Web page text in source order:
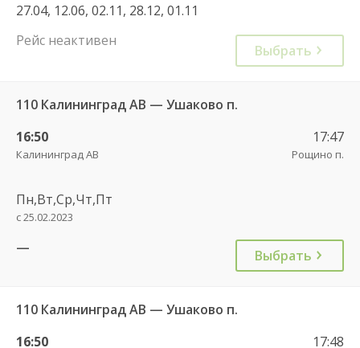
27.04, 12.06, 02.11, 28.12, 01.11
Рейс неактивен
Выбрать
110 Калининград АВ — Ушаково п.
16:50
Калининград АВ
17:47
Рощино п.
Пн,Вт,Ср,Чт,Пт
с 25.02.2023
— Выбрать
110 Калининград АВ — Ушаково п.
16:50
17:48